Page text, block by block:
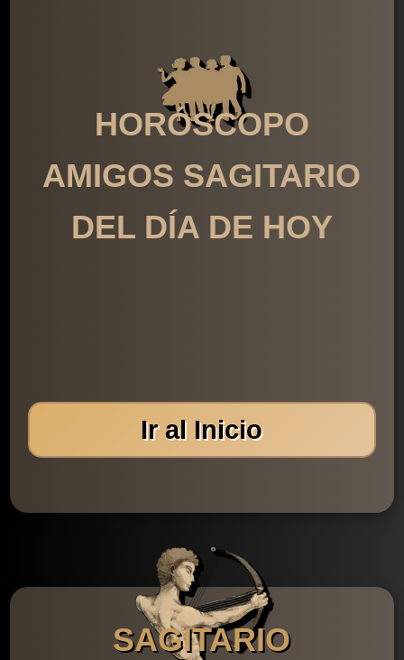
HORÓSCOPO
AMIGOS SAGITARIO
DEL DÍA DE HOY
Ir al Inicio
SAGITARIO